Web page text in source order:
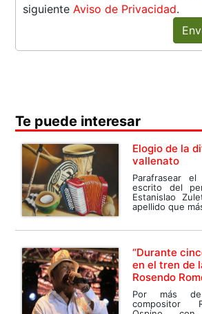
siguiente Aviso de Privacidad.
Te puede interesar
Elogio de la
vallenato
Parafrasear
escrito del
Estanislao
apellido que
“Durante
en el tren de
Rosendo
Por más
compositor